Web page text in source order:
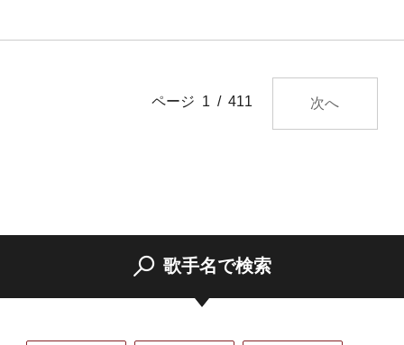
ページ 1 / 411 次へ
歌手名で検索